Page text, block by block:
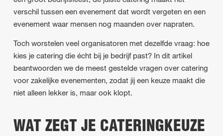
verschil tussen een evenement dat wordt vergeten en een
evenement waar mensen nog maanden over napraten.
Toch worstelen veel organisatoren met dezelfde vraag: hoe
kies je catering die écht bij je bedrijf past? In dit artikel
beantwoorden we de meest gestelde vragen over catering
voor zakelijke evenementen, zodat jij een keuze maakt die
niet alleen lekker is, maar ook klopt.
WAT ZEGT JE CATERINGKEUZE